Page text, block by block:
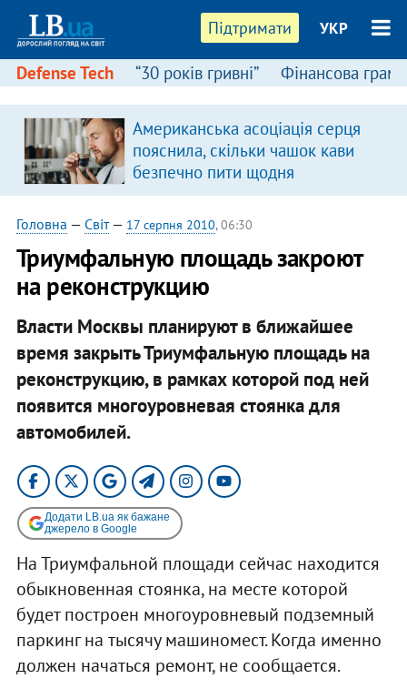
Підтримати УКР
Defense Tech “30 років гривні” Фінансова
Американська асоціація серця
пояснила, скільки чашок кави
безпечно пити щодня
Головна — Світ— 17 серпня 2010, 06:30
Триумфальную площадь закроют
на реконструкцию
Власти Москвы планируют в ближайшее
время закрыть Триумфальную площадь на
реконструкцию, в рамках которой под ней
появится многоуровневая стоянка для
автомобилей.
Додати LB.ua як бажане
джерело в Google
На Триумфальной площади сейчас находится
обыкновенная стоянка, на месте которой
будет построен многоуровневый подземный
паркинг на тысячу машиномест. Когда именно
должен начаться ремонт, не сообщается.